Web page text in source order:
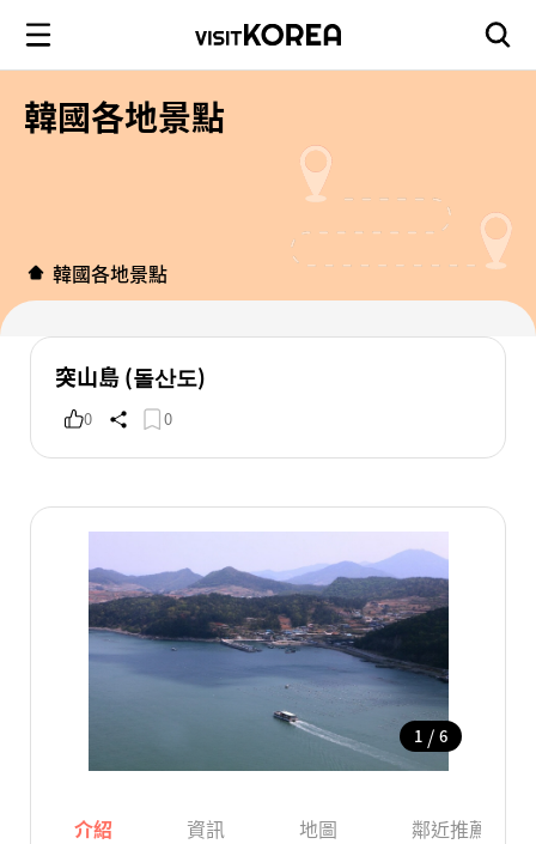
韓國各地景點
韓國各地景點
突山島 (돌산도)
0 0
1 / 6
介紹 資訊 地圖 鄰近推薦景點